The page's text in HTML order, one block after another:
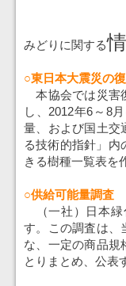
みどりに関する
○東日本大震災の
本協会では災害
し、2012年6～8
量、および国土交
る技術的指針」内
きる樹種一覧表を
○供給可能量調査
（一社）日本緑
す。この調査は、
な、一定の商品規
とりまとめ、公表